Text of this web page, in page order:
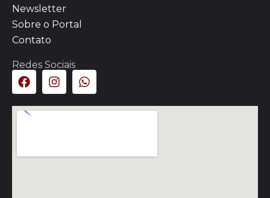
Newsletter
Sobre o Portal
Contato
Redes Sociais